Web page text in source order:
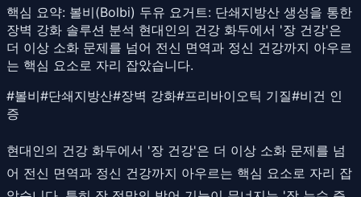
핵심 요약: 볼비(Bolbi) 두유 요거트: 단쇄지방산 생성을 통한
장벽 강화 솔루션 분석 현대인의 건강 화두에서 '장 건강'은
더 이상 소화 문제를 넘어 전신 면역과 정신 건강까지 아우르
는 핵심 요소로 자리 잡았습니다.
#볼비#단쇄지방산#장벽 강화#프리바이오틱 기질#비건 인
증
현대인의 건강 화두에서 '장 건강'은 더 이상 소화 문제를 넘
어 전신 면역과 정신 건강까지 아우르는 핵심 요소로 자리 잡